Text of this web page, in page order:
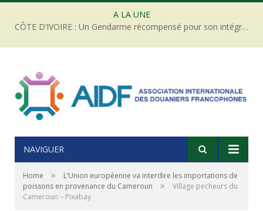
A LA UNE
CÔTE D’IVOIRE : Un Gendarme récompensé pour son intégrité face à une tentative de corruption
NAVIGUER
Home »
L’Union européenne va interdire les importations de
poissons en provenance du Cameroun
»
Village pecheurs du
Cameroun – Pixabay